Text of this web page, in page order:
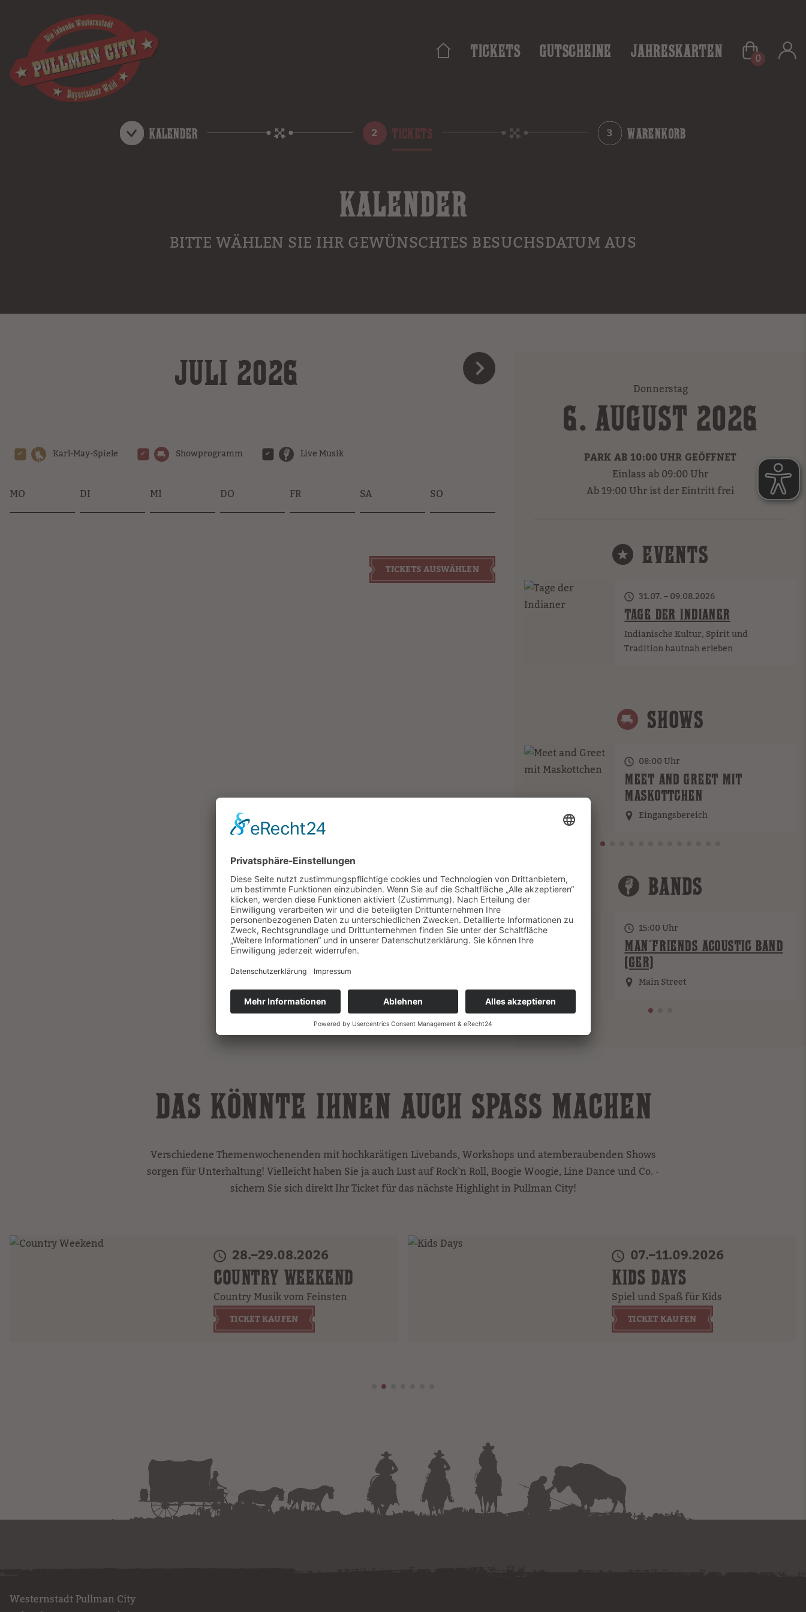
Tickets Gutscheine Jahreskarten 0
Kalender TICKETS WARENKORB
KALENDER
BITTE WÄHLEN SIE IHR GEWÜNSCHTES BESUCHSDATUM AUS
JULI 2026
Karl-May-Spiele Showprogramm Live Musik
MO DI MI DO FR SA SO
TICKETS AUSWÄHLEN
Donnerstag
6. AUGUST 2026
PARK AB 10:00 UHR GEÖFFNET
Einlass ab 09:00 Uhr
Ab 19:00 Uhr ist der Eintritt frei
EVENTS
31.07. – 09.08.2026
TAGE DER INDIANER
Indianische Kultur, Spirit und
Tradition hautnah erleben
SHOWS
08:00Uhr
MEET AND GREET MIT
MASKOTTCHEN
Eingangsbereich
BANDS
15:00 Uhr
MAN´FRIENDS ACOUSTIC BAND
(GER)
Main Street
DAS KÖNNTE IHNEN AUCH SPASS MACHEN
Verschiedene Themenwochenenden mit hochkarätigen Livebands, Workshops und atemberaubenden Shows
sorgen für Unterhaltung! Vielleicht haben Sie ja auch Lust auf Rock`n Roll, Boogie Woogie, Line Dance und Co. -
sichern Sie sich direkt Ihr Ticket für das nächste Highlight in Pullman City!
28.–29.08.2026
COUNTRY WEEKEND
Country Musik vom Feinsten
TICKET KAUFEN
07.–11.09.2026
KIDS DAYS
Spiel und Spaß für Kids
TICKET KAUFEN
Westernstadt Pullman City